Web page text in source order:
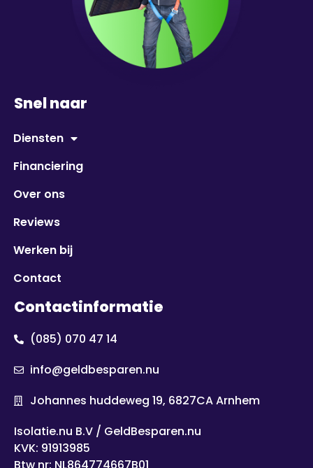
Snel naar
Diensten
Financiering
Over ons
Reviews
Werken bij
Contact
Contactinformatie
(085) 070 47 14
info@geldbesparen.nu
Johannes huddeweg 19, 6827CA Arnhem
Isolatie.nu B.V / GeldBesparen.nu
KVK: 91913985